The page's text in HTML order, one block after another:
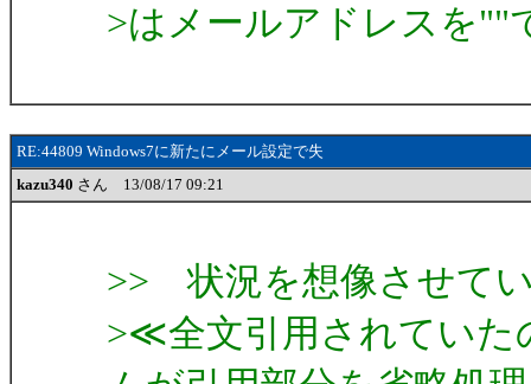
>はメールアドレスを""
RE:44809 Windows7に新たにメール設定で失
kazu340 さん 13/08/17 09:21
>> 状況を想像させて
>≪全文引用されていた